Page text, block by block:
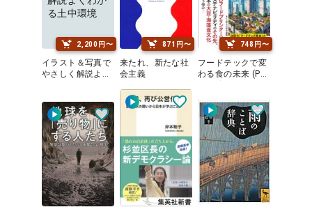
る土中環境
2,200円〜
イラスト＆写真で
やさしく解説よく
871円〜
来たれ、新たな社
会主義
748円〜
フードテックで変
わる食の未来 (PH